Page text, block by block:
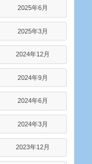
2025年6月
2025年3月
2024年12月
2024年9月
2024年6月
2024年3月
2023年12月